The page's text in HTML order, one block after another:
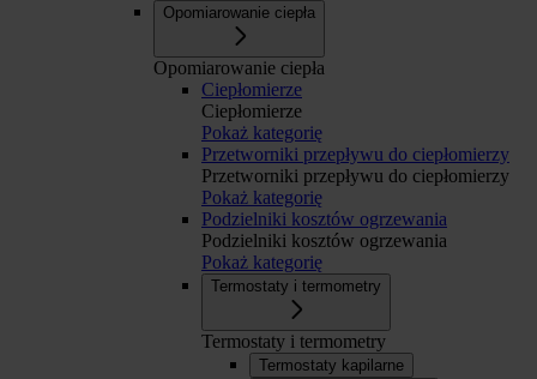
Opomiarowanie ciepła
Opomiarowanie ciepła
Ciepłomierze
Ciepłomierze
Pokaż kategorię
Przetworniki przepływu do ciepłomierzy
Przetworniki przepływu do ciepłomierzy
Pokaż kategorię
Podzielniki kosztów ogrzewania
Podzielniki kosztów ogrzewania
Pokaż kategorię
Termostaty i termometry
Termostaty i termometry
Termostaty kapilarne